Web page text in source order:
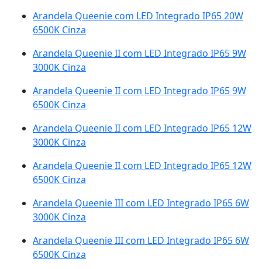
Arandela Queenie com LED Integrado IP65 20W
6500K Cinza
Arandela Queenie II com LED Integrado IP65 9W
3000K Cinza
Arandela Queenie II com LED Integrado IP65 9W
6500K Cinza
Arandela Queenie II com LED Integrado IP65 12W
3000K Cinza
Arandela Queenie II com LED Integrado IP65 12W
6500K Cinza
Arandela Queenie III com LED Integrado IP65 6W
3000K Cinza
Arandela Queenie III com LED Integrado IP65 6W
6500K Cinza